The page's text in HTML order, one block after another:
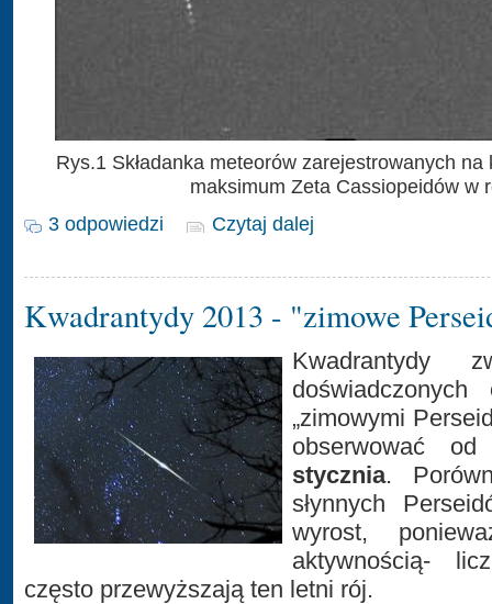
Rys.1 Składanka meteorów zarejestrowanych
maksimum Zeta Cassiopeidów w
3 odpowiedzi
Czytaj dalej
Kwadrantydy 2013 - "zimowe
Kwadrantydy
doświadczonych
„zimowymi
obserwować
stycznia.
słynnych
wyrost,
aktywnością-
często przewyższają ten letni rój.